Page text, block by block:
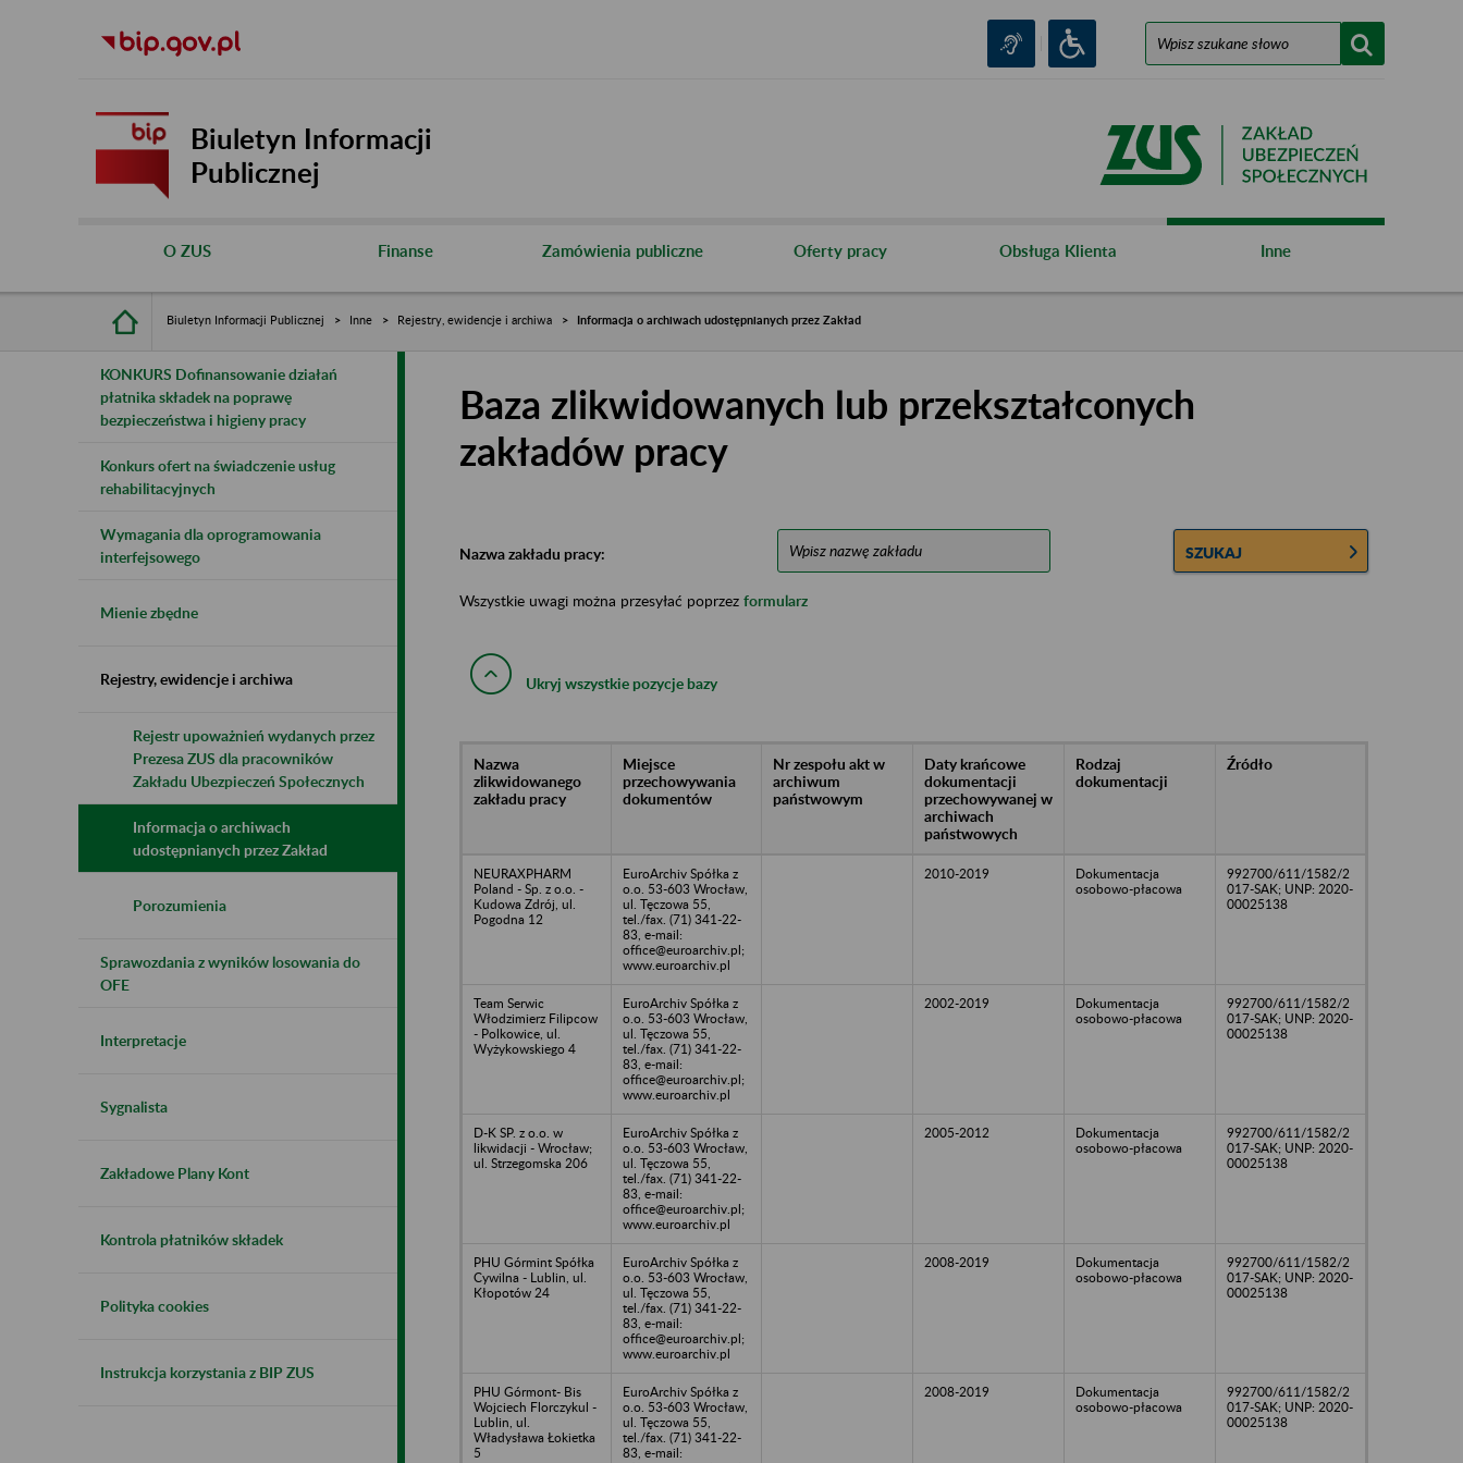
Biuletyn Informacji
Publicznej
O ZUS Finanse Zamówienia publiczne Oferty pracy Obsługa Klienta Inne
Biuletyn Informacji Publicznej Inne Rejestry, ewidencje i archiwa Informacja o archiwach udostępnianych przez Zakład
KONKURS Dofinansowanie działań
płatnika składek na poprawę
bezpieczeństwa i higieny pracy
Konkurs ofert na świadczenie usług
rehabilitacyjnych
Wymagania dla oprogramowania
interfejsowego
Mienie zbędne
Rejestry, ewidencje i archiwa
Rejestr upoważnień wydanych przez
Prezesa ZUS dla pracowników
Zakładu Ubezpieczeń Społecznych
Informacja o archiwach
udostępnianych przez Zakład
Porozumienia
Sprawozdania z wyników losowania do
OFE
Interpretacje
Sygnalista
Zakładowe Plany Kont
Kontrola płatników składek
Polityka cookies
Instrukcja korzystania z BIP ZUS
Baza zlikwidowanych lub przekształconych
zakładów pracy
Nazwa zakładu pracy: SZUKAJ
Wszystkie uwagi można przesyłać poprzez formularz
Ukryj wszystkie pozycje bazy
Nazwa
zlikwidowanego
zakładu pracy
Miejsce
przechowywania
dokumentów
Nr zespołu akt w
archiwum
państwowym
Daty krańcowe
dokumentacji
przechowywanej w
archiwach
państwowych
Rodzaj
dokumentacji
Źródło
NEURAXPHARM
Poland - Sp. z o.o. -
Kudowa Zdrój, ul.
Pogodna 12
EuroArchiv Spółka z
o.o. 53-603 Wrocław,
ul. Tęczowa 55,
tel./fax. (71) 341-22-
83, e-mail:
office@euroarchiv.pl;
www.euroarchiv.pl
2010-2019
Dokumentacja
osobowo-płacowa
992700/611/1582/2
017-SAK; UNP: 2020-
00025138
Team Serwic
Włodzimierz Filipcow
- Polkowice, ul.
Wyżykowskiego 4
EuroArchiv Spółka z
o.o. 53-603 Wrocław,
ul. Tęczowa 55,
tel./fax. (71) 341-22-
83, e-mail:
office@euroarchiv.pl;
www.euroarchiv.pl
2002-2019
Dokumentacja
osobowo-płacowa
992700/611/1582/2
017-SAK; UNP: 2020-
00025138
D-K SP. z o.o. w
likwidacji - Wrocław;
ul. Strzegomska 206
EuroArchiv Spółka z
o.o. 53-603 Wrocław,
ul. Tęczowa 55,
tel./fax. (71) 341-22-
83, e-mail:
office@euroarchiv.pl;
www.euroarchiv.pl
2005-2012
Dokumentacja
osobowo-płacowa
992700/611/1582/2
017-SAK; UNP: 2020-
00025138
PHU Górmint Spółka
Cywilna - Lublin, ul.
Kłopotów 24
EuroArchiv Spółka z
o.o. 53-603 Wrocław,
ul. Tęczowa 55,
tel./fax. (71) 341-22-
83, e-mail:
office@euroarchiv.pl;
www.euroarchiv.pl
2008-2019
Dokumentacja
osobowo-płacowa
992700/611/1582/2
017-SAK; UNP: 2020-
00025138
PHU Górmont- Bis
Wojciech Florczykul -
Lublin, ul.
Władysława Łokietka
5
EuroArchiv Spółka z
o.o. 53-603 Wrocław,
ul. Tęczowa 55,
tel./fax. (71) 341-22-
83, e-mail:
2008-2019
Dokumentacja
osobowo-płacowa
992700/611/1582/2
017-SAK; UNP: 2020-
00025138